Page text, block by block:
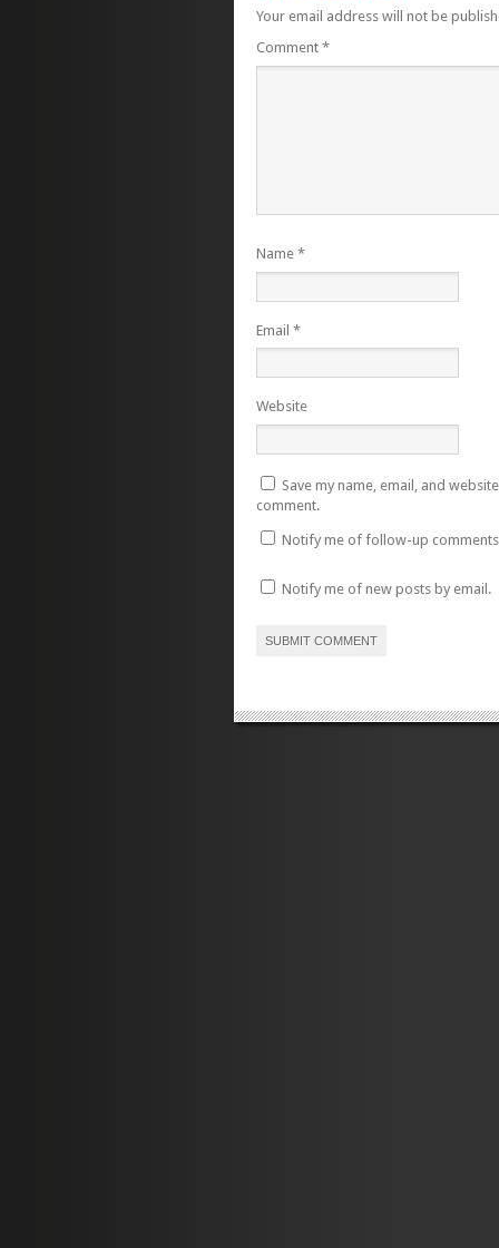
Your email address will not be
Comment *
Name *
Email *
Website
Save my name, email, and
comment.
Notify me of follow-up
Notify me of new posts by email.